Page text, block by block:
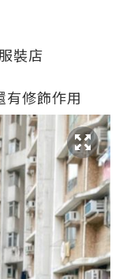
裝店
有修飾作用